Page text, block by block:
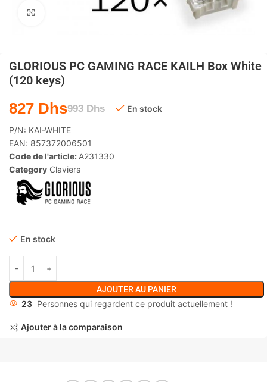
GLORIOUS PC GAMING RACE KAILH Box White
(120 keys)
993Dhs
827 Dhs En stock
P/N: KAI-WHITE
EAN: 857372006501
Code de l'article: A231330
Category Claviers
En stock
AJOUTER AU PANIER
23 Personnes qui regardent ce produit actuellement !
Ajouter à la comparaison